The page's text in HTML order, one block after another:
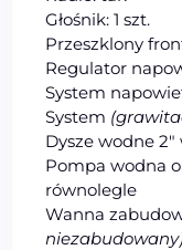
Głośnik: 1 szt.
Przeszklony
Regulator
System
System
Dysze wodne
Pompa wodna
równolegle
Wanna